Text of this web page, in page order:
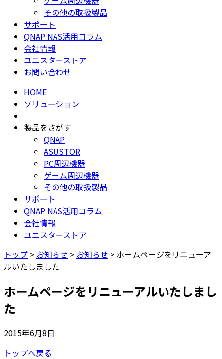
その他の取扱製品
サポート
QNAP NAS活用コラム
会社情報
ユニスターストア
お問い合わせ
HOME
ソリューション
製品をさがす
QNAP
ASUSTOR
PC周辺機器
ゲーム周辺機器
その他の取扱製品
サポート
QNAP NAS活用コラム
会社情報
ユニスターストア
トップ > お知らせ > お知らせ > ホームページをリニューア
ルいたしました
ホームページをリニューアルいたしまし
た
2015年6月8日
トップへ戻る